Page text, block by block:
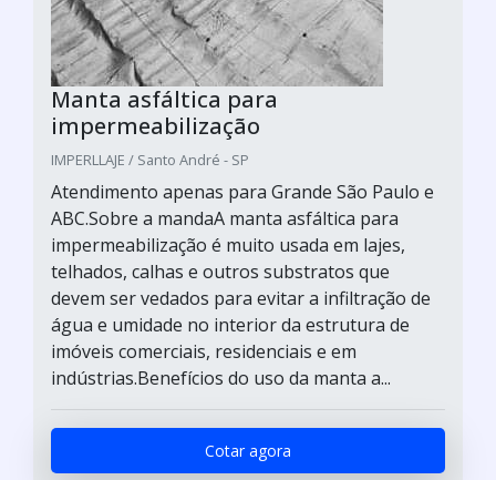
Manta asfáltica para
impermeabilização
IMPERLLAJE / Santo André - SP
Atendimento apenas para Grande São Paulo e
ABC.Sobre a mandaA manta asfáltica para
impermeabilização é muito usada em lajes,
telhados, calhas e outros substratos que
devem ser vedados para evitar a infiltração de
água e umidade no interior da estrutura de
imóveis comerciais, residenciais e em
indústrias.Benefícios do uso da manta a...
Cotar agora